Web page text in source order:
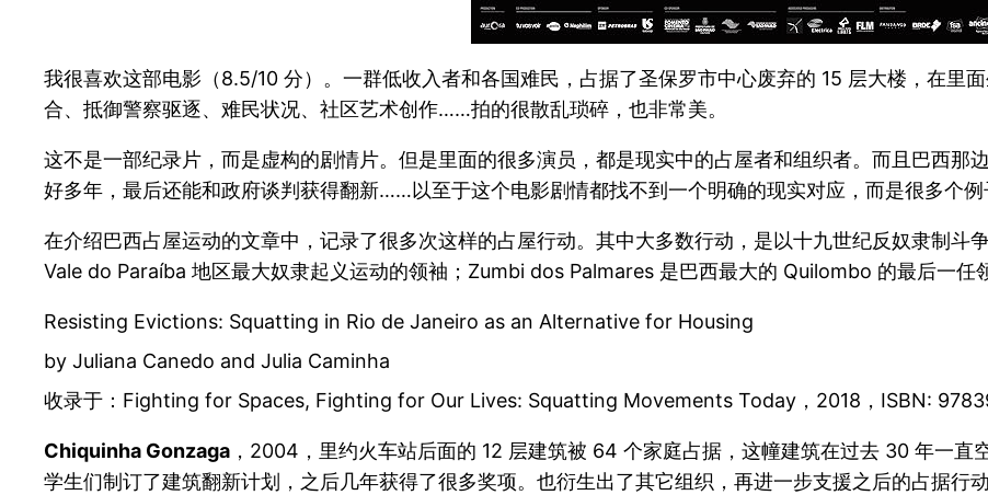
我很喜欢这部电影（8.5/10 分）。一群低收入者和各国难民，占据了圣保罗市中心废弃的 15 层大楼，在里
合、抵御警察驱逐、难民状况、社区艺术创作……拍的很散乱琐碎，也非常美。
这不是一部纪录片，而是虚构的剧情片。但是里面的很多演员，都是现实中的占屋者和组织者。而且巴西那
好多年，最后还能和政府谈判获得翻新……以至于这个电影剧情都找不到一个明确的现实对应，而是很多个例
在介绍巴西占屋运动的文章中，记录了很多次这样的占屋行动。其中大多数行动，是以十九世纪反奴隶制
Vale do Paraíba 地区最大奴隶起义运动的领袖；Zumbi dos Palmares 是巴西最大的 Quilombo 的最后一任
Resisting Evictions: Squatting in Rio de Janeiro as an Alternative for Housing
by Juliana Canedo and Julia Caminha
收录于：Fighting for Spaces, Fighting for Our Lives: Squatting Movements Today，2018，ISBN:
Chiquinha Gonzaga ，2004，里约火车站后面的 12 层建筑被 64 个家庭占据，这幢建筑在过去 30 年一直
学生们制订了建筑翻新计划，之后几年获得了很多奖项。也衍生出了其它组织，再进一步支援之后的占据